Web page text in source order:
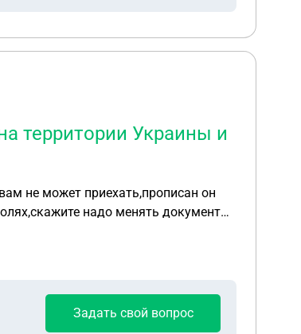
территории Украины и
не может приехать,прописан он
надо менять документы
Задать свой вопрос